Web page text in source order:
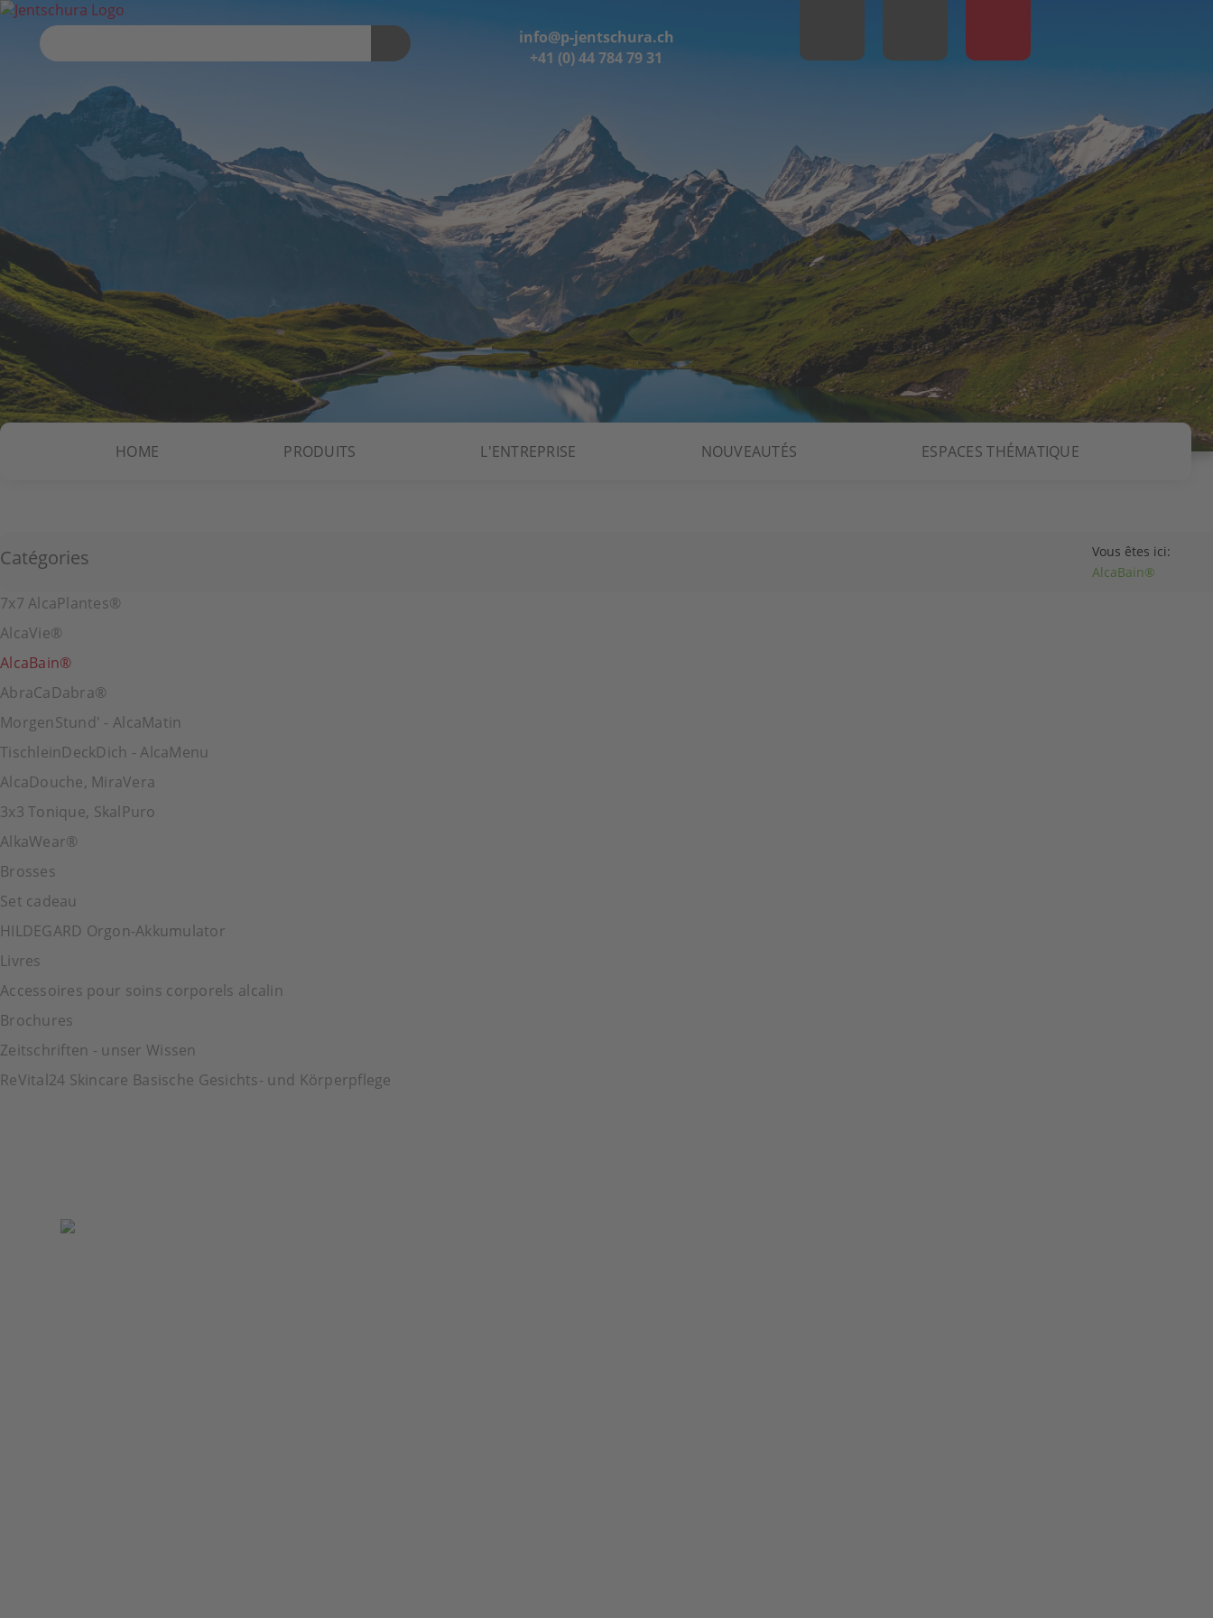
info@p-jentschura.ch
+41 (0) 44 784 79 31
HOME PRODUITS L'ENTREPRISE NOUVEAUTÉS ESPACES THÉMATIQUE
Catégories
7x7 AlcaPlantes®
AlcaVie®
AlcaBain®
AbraCaDabra®
MorgenStund' - AlcaMatin
TischleinDeckDich - AlcaMenu
AlcaDouche, MiraVera
3x3 Tonique, SkalPuro
AlkaWear®
Brosses
Set cadeau
HILDEGARD Orgon-Akkumulator
Livres
Accessoires pour soins corporels alcalin
Brochures
Zeitschriften - unser Wissen
ReVital24 Skincare Basische Gesichts- und Körperpflege
Vous êtes ici:
AlcaBain®